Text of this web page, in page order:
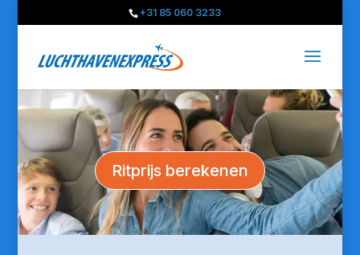
+31 85 060 3233
Ritprijs berekenen